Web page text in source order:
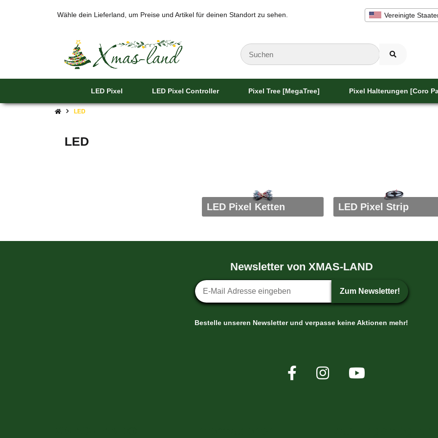
Wähle dein Lieferland, um Preise und Artikel für deinen Standort zu sehen. Vereinigte
LED Pixel LED Pixel Controller Pixel Tree [MegaTree] Pixel Halterungen [Coro
LED
LED
LED Pixel Ketten LED Pixel Strip
Newsletter von XMAS-LAND
Newsletter-Anmeldung
Zum Newsletter!
Bestelle unseren Newsletter und verpasse keine Aktionen mehr!